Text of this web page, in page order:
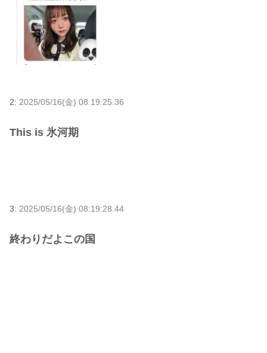
2: 2025/05/16(金) 08:19:25.36
This is 氷河期
3: 2025/05/16(金) 08:19:28.44
終わりだよこの国